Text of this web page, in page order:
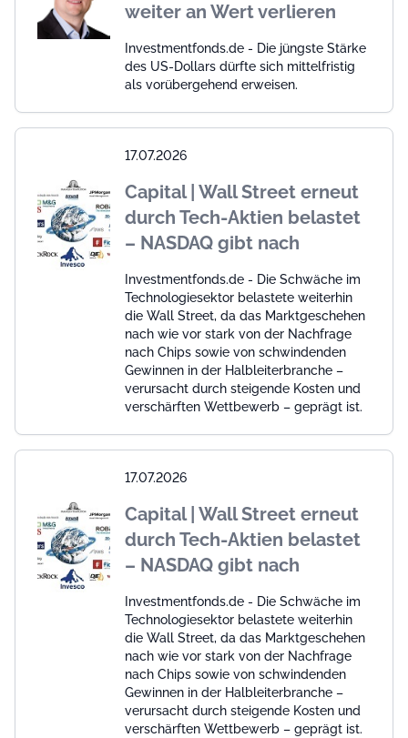
weiter an Wert verlieren
Investmentfonds.de - Die jüngste Stärke
des US-Dollars dürfte sich mittelfristig
als vorübergehend erweisen.
17.07.2026
Capital | Wall Street erneut
durch Tech-Aktien belastet
– NASDAQ gibt nach
Investmentfonds.de - Die Schwäche im
Technologiesektor belastete weiterhin
die Wall Street, da das Marktgeschehen
nach wie vor stark von der Nachfrage
nach Chips sowie von schwindenden
Gewinnen in der Halbleiterbranche –
verursacht durch steigende Kosten und
verschärften Wettbewerb – geprägt ist.
17.07.2026
Capital | Wall Street erneut
durch Tech-Aktien belastet
– NASDAQ gibt nach
Investmentfonds.de - Die Schwäche im
Technologiesektor belastete weiterhin
die Wall Street, da das Marktgeschehen
nach wie vor stark von der Nachfrage
nach Chips sowie von schwindenden
Gewinnen in der Halbleiterbranche –
verursacht durch steigende Kosten und
verschärften Wettbewerb – geprägt ist.